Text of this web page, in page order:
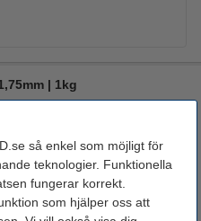
så enkel som möjligt för
teknologier. Funktionella
fungerar korrekt.
som hjälper oss att
| 1kg
och beskrivningen